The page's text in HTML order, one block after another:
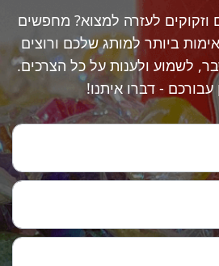
וזקוקים לעזרה למצוא? מחפשים
ביותר למותג שלכם ורוצים
לשמוע ולענות על כל הצרכים.
עבורכם - דברו איתנו!